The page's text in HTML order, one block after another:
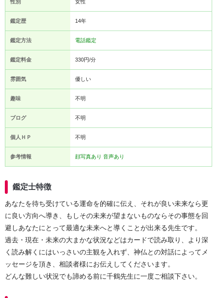
性別 女性
鑑定歴 14年
鑑定方法 電話鑑定
鑑定料金 330円/分
雰囲気 優しい
趣味 不明
ブログ 不明
個人ＨＰ 不明
参考情報 顔写真あり 音声あり
鑑定士特徴
あなたを待ち受けている運命を的確に伝え、それが良い未来なら更
に良い方向へ導き、もしその未来が望まないものならその事態を回
避しあなたにとって最適な未来へと導くことが出来る先生です。
過去・現在・未来の大まかな状況などはカードで読み取り、より深
く読み解くにはいっさいの主観を入れず、神仏との対話によってメ
ッセージを頂き、相談者様にお伝えしてくださいます。
どんな難しい状況でも諦める前に千鶴先生に一度ご相談下さい。